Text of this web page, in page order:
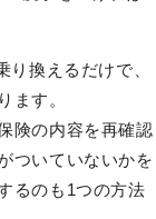
り換えるだけで、
ます。
険の内容を再確認
ついていないかを
るのも1つの方法